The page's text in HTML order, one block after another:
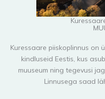
Kuressaare piiskoplinnus on
kindluseid Eestis, kus
muuseum ning tegevusi
Linnusega saad